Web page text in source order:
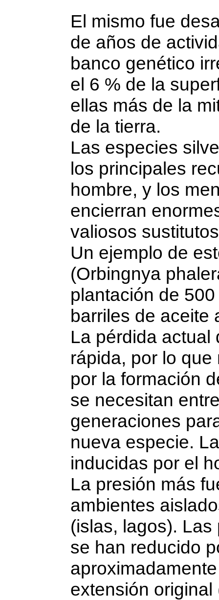
El mismo fue
de años de
banco genético
el 6 % de la
ellas más de la
de la tierra.
Las especies
los principales
hombre, y los
encierran
valiosos
Un ejemplo de
(Orbingnya
plantación de
barriles de aceite
La pérdida actual
rápida, por lo
por la formación
se necesitan
generaciones
nueva especie.
inducidas por el
La presión más
ambientes
(islas, lagos).
se han reducido
extensión